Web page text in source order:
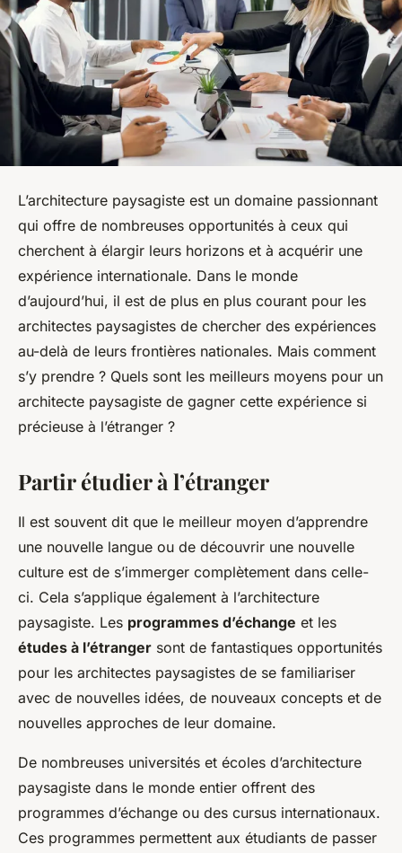
L’architecture paysagiste est un domaine passionnant
qui offre de nombreuses opportunités à ceux qui
cherchent à élargir leurs horizons et à acquérir une
expérience internationale. Dans le monde
d’aujourd’hui, il est de plus en plus courant pour les
architectes paysagistes de chercher des expériences
au-delà de leurs frontières nationales. Mais comment
s’y prendre ? Quels sont les meilleurs moyens pour un
architecte paysagiste de gagner cette expérience si
précieuse à l’étranger ?
Partir étudier à l’étranger
Il est souvent dit que le meilleur moyen d’apprendre
une nouvelle langue ou de découvrir une nouvelle
culture est de s’immerger complètement dans celle-
ci. Cela s’applique également à l’architecture
paysagiste. Les programmes d’échange et les
études à l’étranger sont de fantastiques opportunités
pour les architectes paysagistes de se familiariser
avec de nouvelles idées, de nouveaux concepts et de
nouvelles approches de leur domaine.
De nombreuses universités et écoles d’architecture
paysagiste dans le monde entier offrent des
programmes d’échange ou des cursus internationaux.
Ces programmes permettent aux étudiants de passer